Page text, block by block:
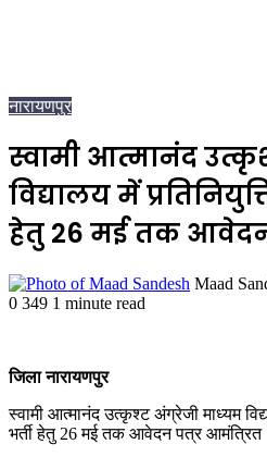
नारायणपुर
स्वामी आत्मानंद
विद्यालय में
हेतु 26 मई तक आवेदन
Maad
0 349 1 minute read
जिला नारायणपुर
स्वामी आत्मानंद उत्कृश्ट अंग्रेजी माध्यम
भर्ती हेतु 26 मई तक आवेदन पत्र आमंत्रित